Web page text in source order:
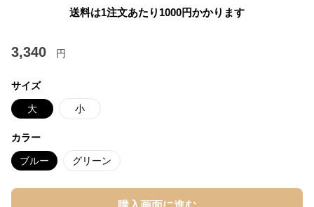
送料は1注文あたり 1000円かかります
3,340 円
サイズ
大 小
カラー
ブルー グリーン